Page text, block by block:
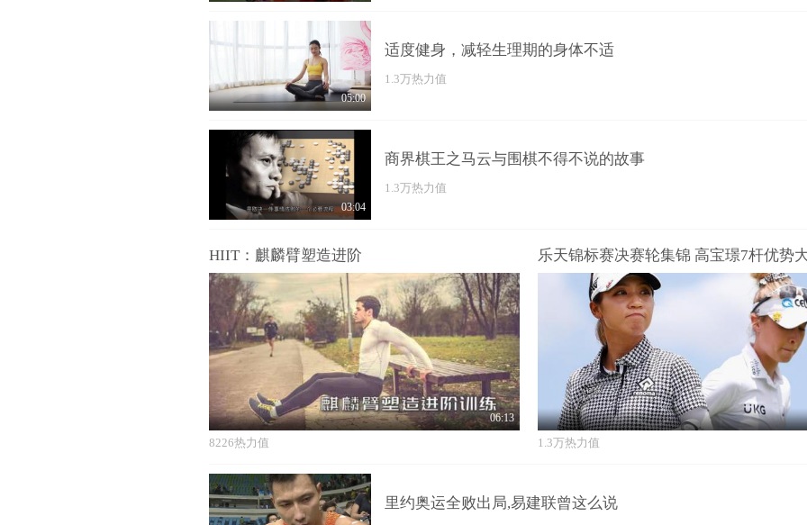
05:00
适度健身，减轻生理期的身体不适
1.3万热力值
03:04
商界棋王之马云与围棋不得不说的故事
1.3万热力值
HIIT：麒麟臂塑造进阶
06:13
8226热力值
乐天锦标赛决赛轮集锦 高宝璟7杆优势
1.3万热力值
里约奥运全败出局,易建联曾这么说